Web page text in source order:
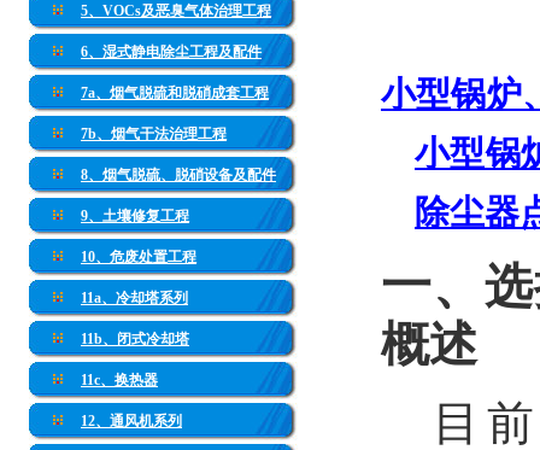
5、VOCs及恶臭气体治理工程
6、湿式静电除尘工程及配件
7a、烟气脱硫和脱硝成套工程
7b、烟气干法治理工程
8、烟气脱硫、脱硝设备及配件
9、土壤修复工程
10、危废处置工程
11a、冷却塔系列
11b、闭式冷却塔
11c、换热器
12、通风机系列
小型锅炉
小型锅
除尘器
一、
概述
目